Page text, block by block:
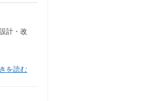
計・改
を読む